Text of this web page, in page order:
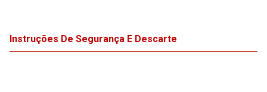
Instruções De Segurança E Descarte